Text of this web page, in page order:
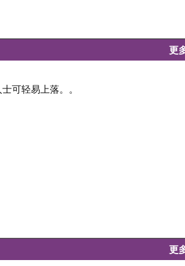
更
可轻易上落。。
更